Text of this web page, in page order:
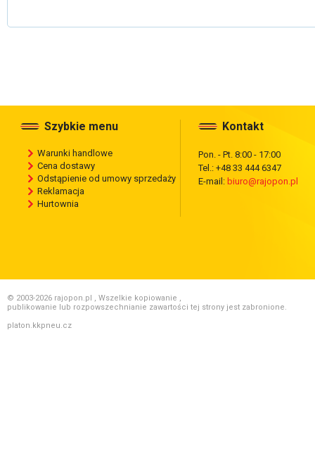
Szybkie menu
Warunki handlowe
Cena dostawy
Odstąpienie od umowy sprzedaży
Reklamacja
Hurtownia
Kontakt
Pon. - Pt. 8:00 - 17:00
Tel.: +48 33 444 6347
E-mail: biuro@rajopon.pl
© 2003-2026 rajopon.pl , Wszelkie kopiowanie ,
publikowanie lub rozpowszechnianie zawartości tej strony jest zabronione.
platon.kkpneu.cz